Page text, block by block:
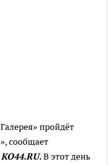
пройдёт
сообщает
В этот день